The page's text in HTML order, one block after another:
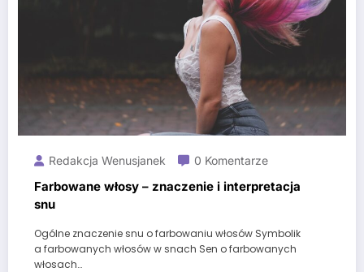
Redakcja Wenusjanek 0 Komentarze
Farbowane włosy – znaczenie i interpretacja
snu
Ogólne znaczenie snu o farbowaniu włosów Symbolik
a farbowanych włosów w snach Sen o farbowanych
włosach…